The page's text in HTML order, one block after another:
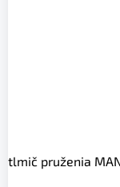
tlmič pruženia